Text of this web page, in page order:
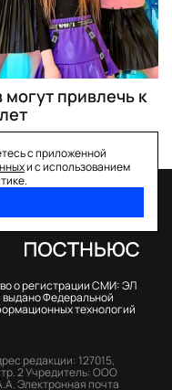
привлечь к
с приложенной
и с использованием
о регистрации СМИ: ЭЛ
выдано Федеральной
технологий
редакции: 127015,
2Учредитель: ООО
Электронная почта